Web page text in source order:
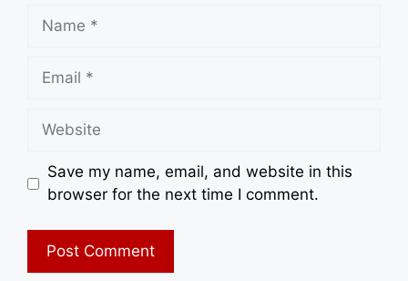
Name
Email
Website
Save my name, email, and website in this
browser for the next time I comment.